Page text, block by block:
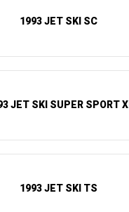
1993 JET SKI SC
JET SKI SUPER SPORT XI
1993 JET SKI TS